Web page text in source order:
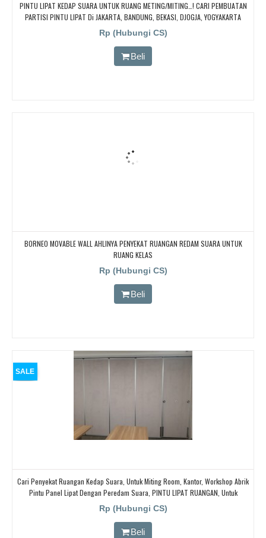
PINTU LIPAT KEDAP SUARA UNTUK RUANG METING/MITING…! CARI PEMBUATAN
PARTISI PINTU LIPAT Di JAKARTA, BANDUNG, BEKASI, DJOGJA, YOGYAKARTA
TANGERANG, BOGOR,. BORNEO PABRIK PARTISI PINTU LIPAT, Pintu Lipat Kedap
Rp (Hubungi CS)
Beli
BORNEO MOVABLE WALL AHLINYA PENYEKAT RUANGAN REDAM SUARA UNTUK
RUANG KELAS
Rp (Hubungi CS)
Beli
SALE
Cari Penyekat Ruangan Kedap Suara, Untuk Miting Room, Kantor, Workshop Abrik
Pintu Panel Lipat Dengan Peredam Suara, PINTU LIPAT RUANGAN, Untuk
Ballroom, HOTEL,
Rp (Hubungi CS)
Beli